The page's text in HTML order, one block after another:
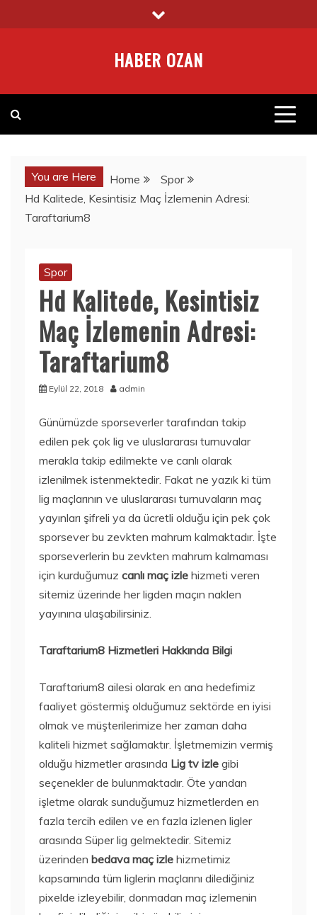
to
HABER OZAN
You are Here Home
Spor
Hd Kalitede, Kesintisiz Maç İzlemenin Adresi:
Taraftarium8
Spor
Hd Kalitede, Kesintisiz
Maç İzlemenin Adresi:
Taraftarium8
Eylül 22, 2018 admin
Günümüzde sporseverler tarafından takip
edilen pek çok lig ve uluslararası turnuvalar
merakla takip edilmekte ve canlı olarak
izlenilmek istenmektedir. Fakat ne yazık ki tüm
lig maçlarının ve uluslararası turnuvaların maç
yayınları şifreli ya da ücretli olduğu için pek çok
sporsever bu zevkten mahrum kalmaktadır. İşte
sporseverlerin bu zevkten mahrum kalmaması
için kurduğumuz canlı maç izle hizmeti veren
sitemiz üzerinde her ligden maçın naklen
yayınına ulaşabilirsiniz.
Taraftarium8 Hizmetleri Hakkında Bilgi
Taraftarium8 ailesi olarak en ana hedefimiz
faaliyet göstermiş olduğumuz sektörde en iyisi
olmak ve müşterilerimize her zaman daha
kaliteli hizmet sağlamaktır. İşletmemizin vermiş
olduğu hizmetler arasında Lig tv izle gibi
seçenekler de bulunmaktadır. Öte yandan
işletme olarak sunduğumuz hizmetlerden en
fazla tercih edilen ve en fazla izlenen ligler
arasında Süper lig gelmektedir. Sitemiz
üzerinden bedava maç izle hizmetimiz
kapsamında tüm liglerin maçlarını dilediğiniz
pixelde izleyebilir, donmadan maç izlemenin